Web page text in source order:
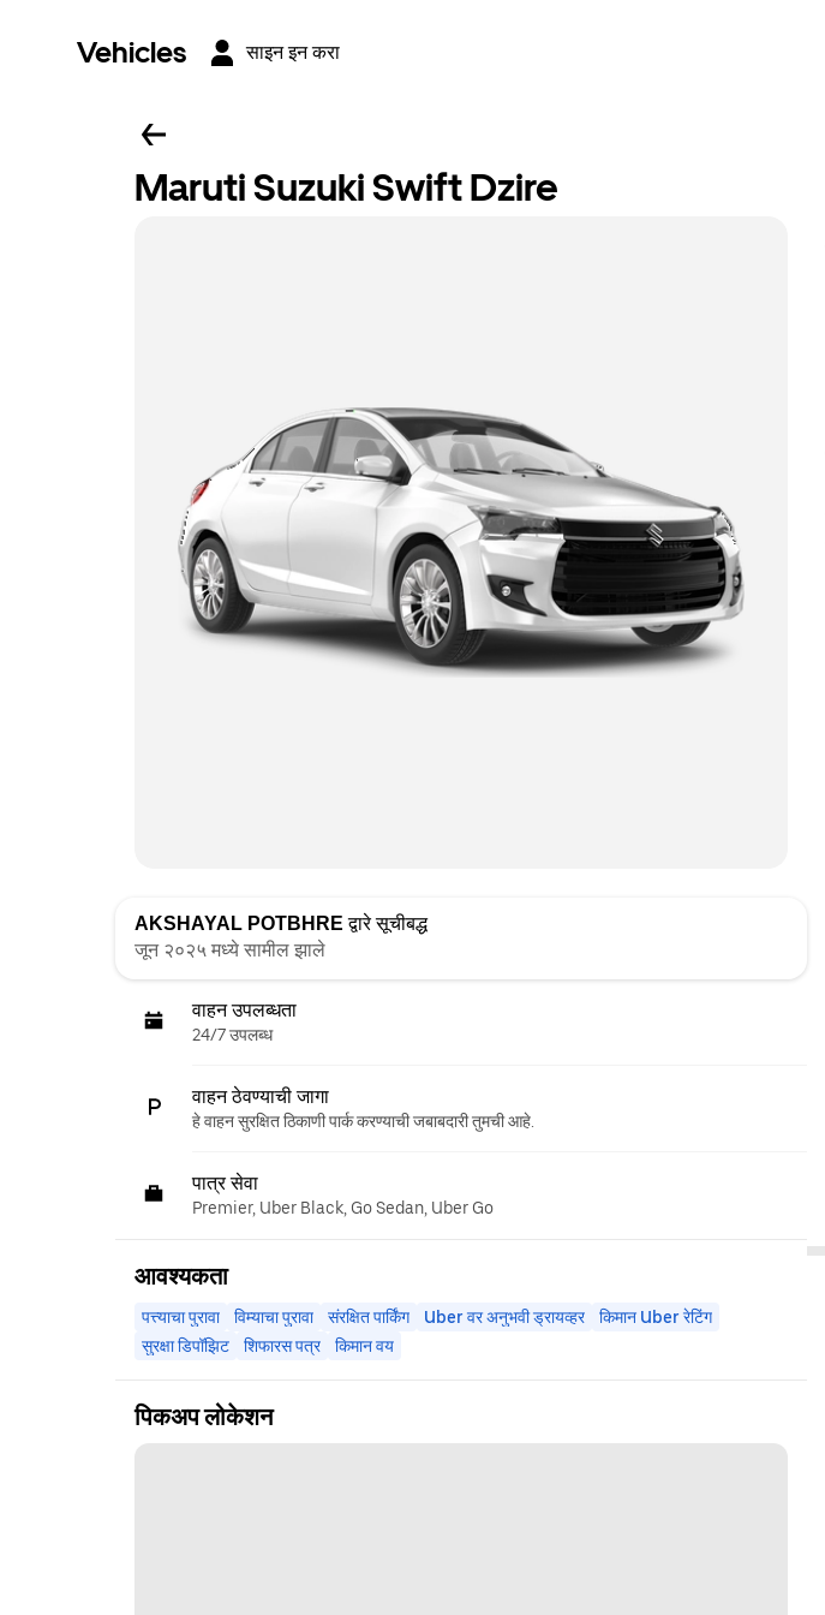
Vehicles साइन इन करा
Maruti Suzuki Swift Dzire
AKSHAYAL POTBHRE द्वारे सूचीबद्ध
जून २०२५ मध्ये सामील झाले
वाहन उपलब्धता
24/7 उपलब्ध
वाहन ठेवण्याची जागा
हे वाहन सुरक्षित ठिकाणी पार्क करण्याची जबाबदारी तुमची आहे.
पात्र सेवा
Premier, Uber Black, Go Sedan, Uber Go
आवश्यकता
पत्त्याचा पुरावा विम्याचा पुरावा संरक्षित पार्किंग Uber वर अनुभवी ड्रायव्हर
किमान Uber रेटिंग
सुरक्षा डिपॉझिट
शिफारस पत्र किमान वय
पिकअप लोकेशन